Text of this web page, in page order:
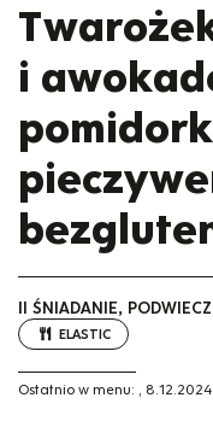
i
II ŚNIADANIE,
ELASTIC
Ostatnio w menu: , 8.12.2024